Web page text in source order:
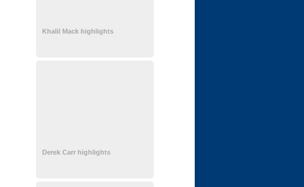
Khalil Mack highlights
Derek Carr highlights